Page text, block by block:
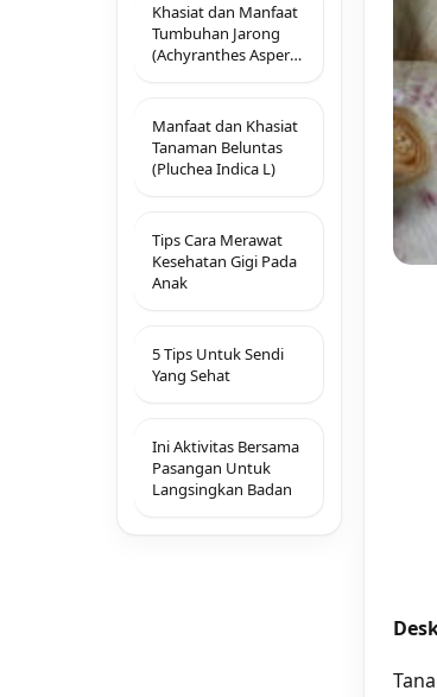
Khasiat dan Manfaat
Tumbuhan Jarong
(Achyranthes Aspera
Manfaat dan Khasiat
Tanaman Beluntas
(Pluchea Indica L)
Tips Cara Merawat
Kesehatan Gigi Pada
Anak
5 Tips Untuk Sendi
Yang Sehat
Ini Aktivitas Bersama
Pasangan Untuk
Langsingkan Badan